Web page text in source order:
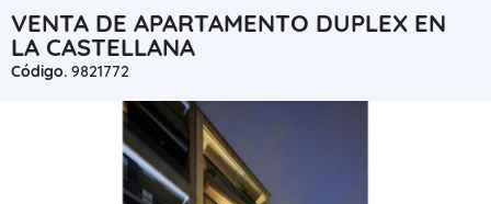
VENTA DE APARTAMENTO DUPLEX EN
LA CASTELLANA
Código. 9821772